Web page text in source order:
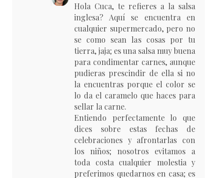
Hola Cuca, te refieres a la salsa
inglesa? Aquí se encuentra en
cualquier supermercado, pero no
se como sean las cosas por tu
tierra, jaja; es una salsa muy buena
para condimentar carnes, aunque
pudieras prescindir de ella si no
la encuentras porque el color se
lo da el caramelo que haces para
sellar la carne.
Entiendo perfectamente lo que
dices sobre estas fechas de
celebraciones y afrontarlas con
los niños; nosotros evitamos a
toda costa cualquier molestia y
preferimos quedarnos en casa; es